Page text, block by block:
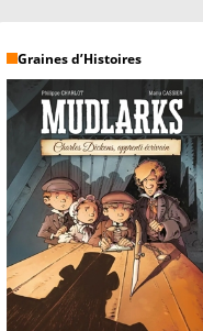
Graines d’Histoires